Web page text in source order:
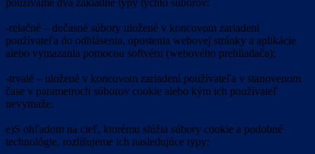
používame dva základné typy týchto súborov:
-relačné – dočasné súbory uložené v koncovom zariadení
používateľa do odhlásenia, opustenia webovej stránky a aplikácie
alebo vymazania pomocou softvéru (webového prehliadača);
-trvalé – uložené v koncovom zariadení používateľa v stanovenom
čase v parametroch súborov cookie alebo kým ich používateľ
nevymaže.
e)S ohľadom na cieľ, ktorému slúžia súbory cookie a podobné
technológie, rozlišujeme ich nasledujúce typy: